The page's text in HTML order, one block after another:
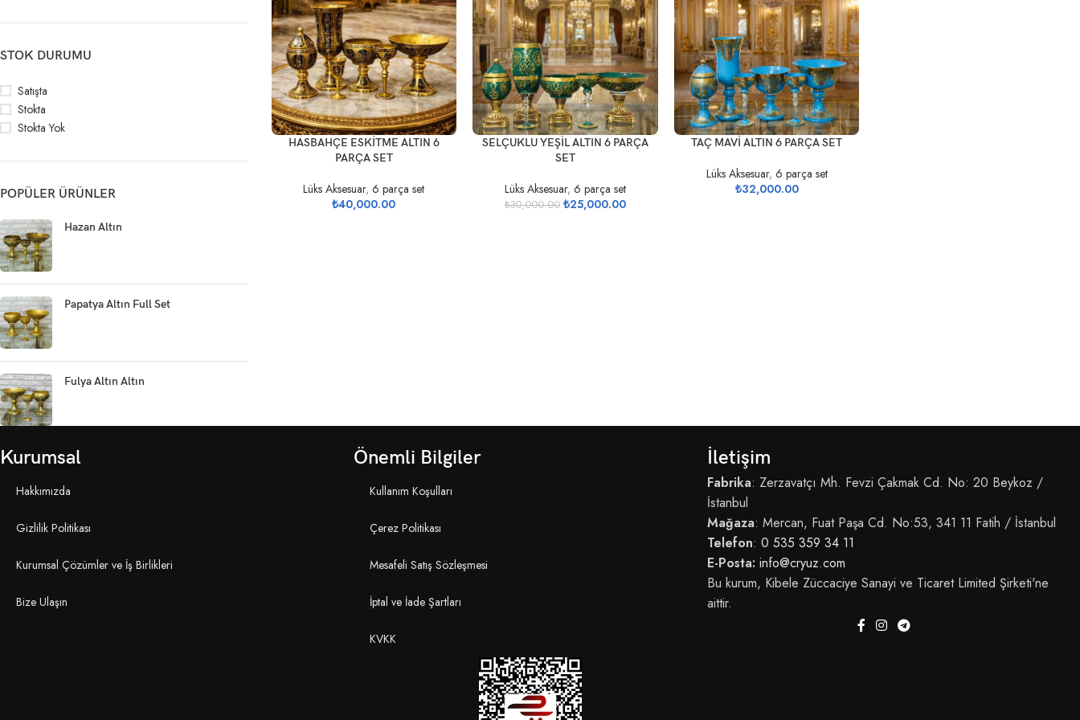
STOK DURUMU
Satışta
Stokta
Stokta Yok
POPÜLER ÜRÜNLER
Hazan Altın
Papatya Altın Full Set
Fulya Altın Altın
SEPETE EKLE
HASBAHÇE ESKİTME ALTIN 6
PARÇA SET
Lüks Aksesuar,6 parça set
₺40,000.00
SEPETE EKLE
SELÇUKLU YEŞİL ALTIN 6 PARÇA
SET
Lüks Aksesuar, 6 parça set
₺30,000.00 ₺25,000.00
SEPETE EKLE
TAÇ MAVİ ALTIN 6 PARÇA SET
Lüks Aksesuar, 6 parça set
₺32,000.00
Kurumsal Önemli Bilgiler İletişim
Hakkımızda
Gizlilik Politikası
Kurumsal Çözümler ve İş Birlikleri
Bize Ulaşın
Kullanım Koşulları
Çerez Politikası
Mesafeli Satış Sözleşmesi
İptal ve İade Şartları
KVKK
Fabrika: Zerzavatçı Mh. Fevzi Çakmak Cd. No: 20 Beykoz /
İstanbul
Mağaza: Mercan, Fuat Paşa Cd. No:53, 341 11 Fatih / İstanbul
Telefon: 0 535 359 34 11
E-Posta: info@cryuz.com
Bu kurum, Kibele Züccaciye Sanayi ve Ticaret Limited Şirketi'ne
aittir.